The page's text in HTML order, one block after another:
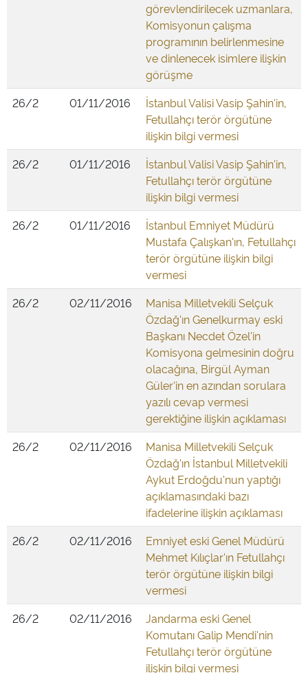
görevlendirilecek uzmanlara,
Komisyonun çalışma
programının belirlenmesine
ve dinlenecek isimlere ilişkin
görüşme
26/2
01/11/2016
İstanbul Valisi Vasip Şahin'in,
Fetullahçı terör örgütüne
ilişkin bilgi vermesi
26/2
01/11/2016
İstanbul Valisi Vasip Şahin'in,
Fetullahçı terör örgütüne
ilişkin bilgi vermesi
26/2
01/11/2016
İstanbul Emniyet Müdürü
Mustafa Çalışkan'ın, Fetullahçı
terör örgütüne ilişkin bilgi
vermesi
26/2
02/11/2016
Manisa Milletvekili Selçuk
Özdağ'ın Genelkurmay eski
Başkanı Necdet Özel'in
Komisyona gelmesinin doğru
olacağına, Birgül Ayman
Güler'in en azından sorulara
yazılı cevap vermesi
gerektiğine ilişkin açıklaması
26/2
02/11/2016
Manisa Milletvekili Selçuk
Özdağ'ın İstanbul Milletvekili
Aykut Erdoğdu'nun yaptığı
açıklamasındaki bazı
ifadelerine ilişkin açıklaması
26/2
02/11/2016
Emniyet eski Genel Müdürü
Mehmet Kılıçlar'ın Fetullahçı
terör örgütüne ilişkin bilgi
vermesi
26/2
02/11/2016
Jandarma eski Genel
Komutanı Galip Mendi'nin
Fetullahçı terör örgütüne
ilişkin bilgi vermesi